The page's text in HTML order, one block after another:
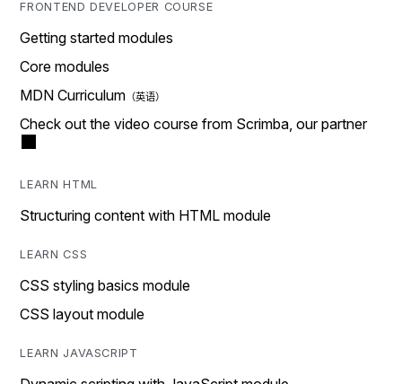
FRONTEND DEVELOPER COURSE
Getting started modules
Core modules
MDN Curriculum
Check out the video course from Scrimba, our partner
LEARN HTML
Structuring content with HTML module
LEARN CSS
CSS styling basics module
CSS layout module
LEARN JAVASCRIPT